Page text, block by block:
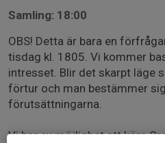
Samling: 18:00
OBS! Detta är bara en
tisdag kl. 1805. Vi kommer
intresset. Blir det skarpt läge
förtur och man bestämmer
förutsättningarna.
Vi har ev möjlighet att köra